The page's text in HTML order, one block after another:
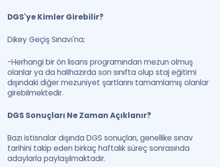
İngilizce Gramer
DGS'ye Kimler Girebilir?
Dikey Geçiş Sınavı'na;
-Herhangi bir ön lisans programından mezun olmuş
olanlar ya da halihazırda son sınıfta olup staj eğitimi
dışındaki diğer mezuniyet şartlarını tamamlamış olanlar
girebilmektedir.
DGS Sonuçları Ne Zaman Açıklanır?
Bazı istisnalar dışında DGS sonuçları, genellike sınav
tarihini takip eden birkaç haftalık süreç sonrasında
adaylarla paylaşılmaktadır.